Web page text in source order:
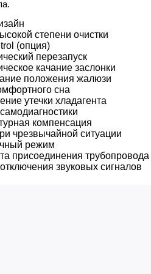
степени очистки
(опция)
перезапуск
качание заслонки
положения жалюзи
сна
утечки хладагента
компенсация
чрезвычайной ситуации
режим
присоединения трубопровода
звуковых сигналов